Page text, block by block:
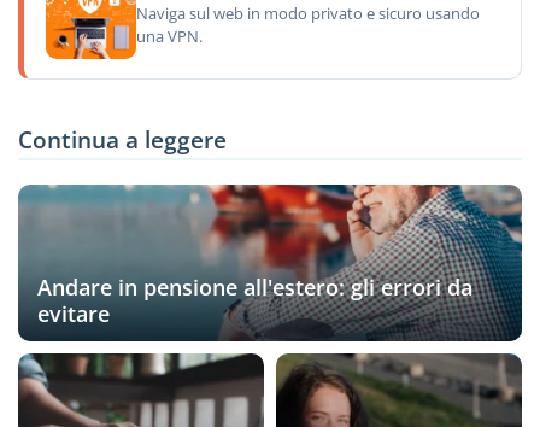
Naviga sul web in modo privato e sicuro usando
una VPN.
Continua a leggere
Andare in pensione all'estero: gli errori da
evitare